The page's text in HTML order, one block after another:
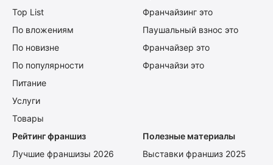
Top List
По вложениям
По новизне
По популярности
Питание
Услуги
Товары
Франчайзинг это
Паушальный взнос это
Франчайзер это
Франчайзи это
Рейтинг франшиз
Лучшие франшизы 2026
Полезные материалы
Выставки франшиз 2025